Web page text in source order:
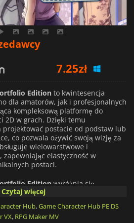
7.25 zł
7.01
17.25zł
Edition to kwintesencja
dla amatorów, jak i profesjonalnych
kompleksową platformę do
2D w grach. Dzięki temu
postacie od podstaw lub
co pozwala ożywić swoją wizję za
wielowarstwowe i
zapewniając elastyczność w
postaci.
Edition wyróżnia się
interfejsem i kompleksowym
szereg opcji, takich jak narzędzia
paleta kolorów i zarządzanie
skomplikowanych
Czytaj więcej
Hub,Game Character Hub PE DS
VX, RPG Maker MV